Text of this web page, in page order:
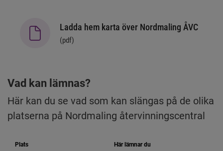
Ladda hem karta över Nordmaling ÅVC
(pdf)
Vad kan lämnas?
Här kan du se vad som kan slängas på de olika
platserna på Nordmaling återvinningscentral
Plats Här lämnar du